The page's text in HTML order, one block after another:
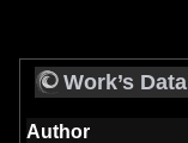
Work’s Data
Author